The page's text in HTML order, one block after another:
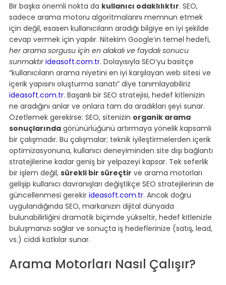
Bir başka önemli nokta da kullanıcı odaklılıktır. SEO,
sadece arama motoru algoritmalarını memnun etmek
için değil, esasen kullanıcıların aradığı bilgiye en iyi şekilde
cevap vermek için yapılır. Nitekim Google’ın temel hedefi,
her arama sorgusu için en alakalı ve faydalı sonucu
sunmaktır ideasoft.com.tr. Dolayısıyla SEO’yu basitçe
“kullanıcıların arama niyetini en iyi karşılayan web sitesi ve
içerik yapısını oluşturma sanatı” diye tanımlayabiliriz
ideasoft.com.tr. Başarılı bir SEO stratejisi, hedef kitlenizin
ne aradığını anlar ve onlara tam da aradıkları şeyi sunar.
Özetlemek gerekirse: SEO, sitenizin organik arama
sonuçlarında görünürlüğünü artırmaya yönelik kapsamlı
bir çalışmadır. Bu çalışmalar; teknik iyileştirmelerden içerik
optimizasyonuna, kullanıcı deneyiminden site dışı bağlantı
stratejilerine kadar geniş bir yelpazeyi kapsar. Tek seferlik
bir işlem değil, sürekli bir süreçtir ve arama motorları
gelişip kullanıcı davranışları değiştikçe SEO stratejilerinin de
güncellenmesi gerekir ideasoft.com.tr. Ancak doğru
uygulandığında SEO, markanızın dijital dünyada
bulunabilirliğini dramatik biçimde yükseltir, hedef kitlenizle
buluşmanızı sağlar ve sonuçta iş hedeflerinize (satış, lead,
vs.) ciddi katkılar sunar.
Arama Motorları Nasıl Çalışır?